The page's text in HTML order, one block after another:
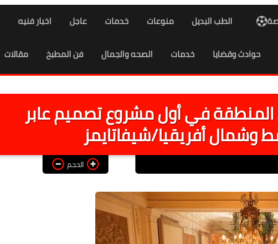
الطب البديل منوعات خدمات عاجل اخبار فنيه
حوادث وقضايا خدمات الصحه والجمال فن المطبخ مقالات
في أول مشروع تصميم عابر
وشمال أفريقيا/شيفاتايمز
الحجم